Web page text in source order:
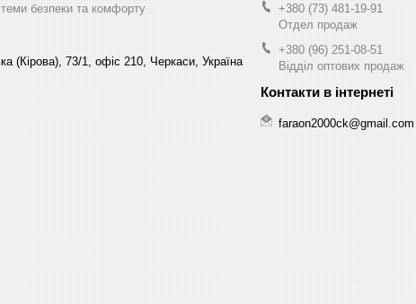
безпеки та комфорту
(Кірова), 73/1, офіс 210, Черкаси, Україна
+380 (73) 481-19-91
Отдел продаж
+380 (96) 251-08-51
Відділ оптових продаж
faraon2000ck@gmail.com